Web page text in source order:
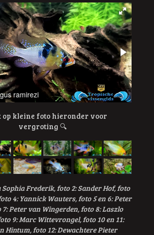
ramirezi
op kleine foto hieronder voor
vergroting 🔍
Sophia Frederik, foto 2: Sander Hof, foto
4: Yannick Wauters, foto 5 en 6: Peter
Peter van Wingerden, foto 8: Laszlo
9: Marc Wittevrongel, foto 10 en 11:
Hintum, foto 12: Dewachtere Pieter